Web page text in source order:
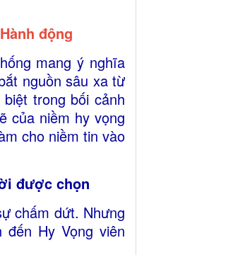
động
mang ý nghĩa
nguồn sâu xa từ
trong bối cảnh
của niềm hy vọng
cho niềm tin vào
được chọn
chấm dứt. Nhưng
Hy Vọng viên